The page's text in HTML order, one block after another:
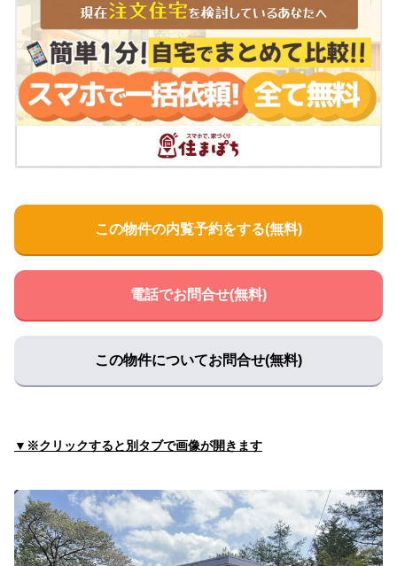
緑の街医院
住所:三重県津市長岡町３０１８−３ マップで見る
津健康クリニック
住所:三重県津市観音寺町７９９−７ マップで見る
十愛医院
マップで見る
倉本病院健康管理システム
三重県津市長岡町８００−５０１ マップで見る
マップで見る
山の手内科クリニック
住所:三重県津市広明町３４０ 箕浦内科
住所:
三重県津市栄町１丁目８３５ マップで見る
Tsu
住所:三重県津市南新町１７−２２ 医療法人 同心会 遠山病院
この物件の内覧予約をする(無料)
電話でお問合せ(無料)
この物件についてお問合せ(無料)
▼※クリックすると別タブで画像が開きます